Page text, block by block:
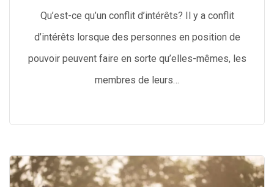
Qu’est-ce qu’un conflit d’intérêts? Il y a conflit
d’intérêts lorsque des personnes en position de
pouvoir peuvent faire en sorte qu’elles-mêmes, les
membres de leurs…